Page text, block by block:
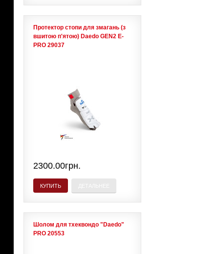
Протектор стопи для змагань (з
вшитою п'ятою) Daedo GEN2 E-
PRO 29037
2300.00грн.
КУПИТЬ
Шолом для тхеквондо "Daedo"
PRO 20553